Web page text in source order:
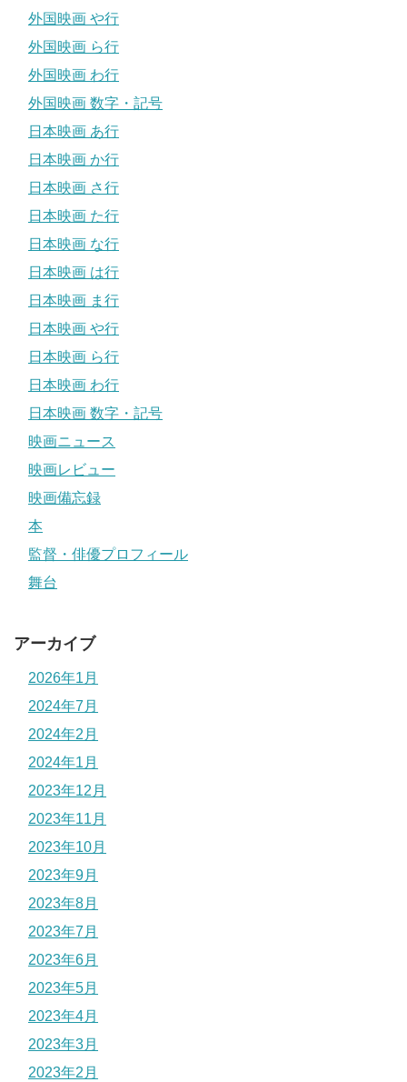
外国映画 や行
外国映画 ら行
外国映画 わ行
外国映画 数字・記号
日本映画 あ行
日本映画 か行
日本映画 さ行
日本映画 た行
日本映画 な行
日本映画 は行
日本映画 ま行
日本映画 や行
日本映画 ら行
日本映画 わ行
日本映画 数字・記号
映画ニュース
映画レビュー
映画備忘録
本
監督・俳優プロフィール
舞台
アーカイブ
2026年1月
2024年7月
2024年2月
2024年1月
2023年12月
2023年11月
2023年10月
2023年9月
2023年8月
2023年7月
2023年6月
2023年5月
2023年4月
2023年3月
2023年2月